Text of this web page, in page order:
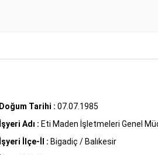
Doğum Tarihi : 07.07.1985
İşyeri Adı : Eti Maden İşletmeleri Genel
İşyeri İlçe-İl : Bigadiç / Balıkesir